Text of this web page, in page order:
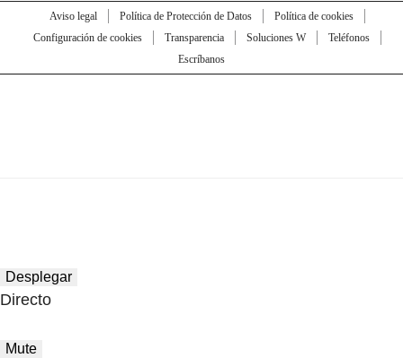
Aviso legal Política de Protección de Datos
Política de cookies
Configuración de cookies
Transparencia Soluciones W
Teléfonos
Escríbanos
Desplegar
Directo
Mute